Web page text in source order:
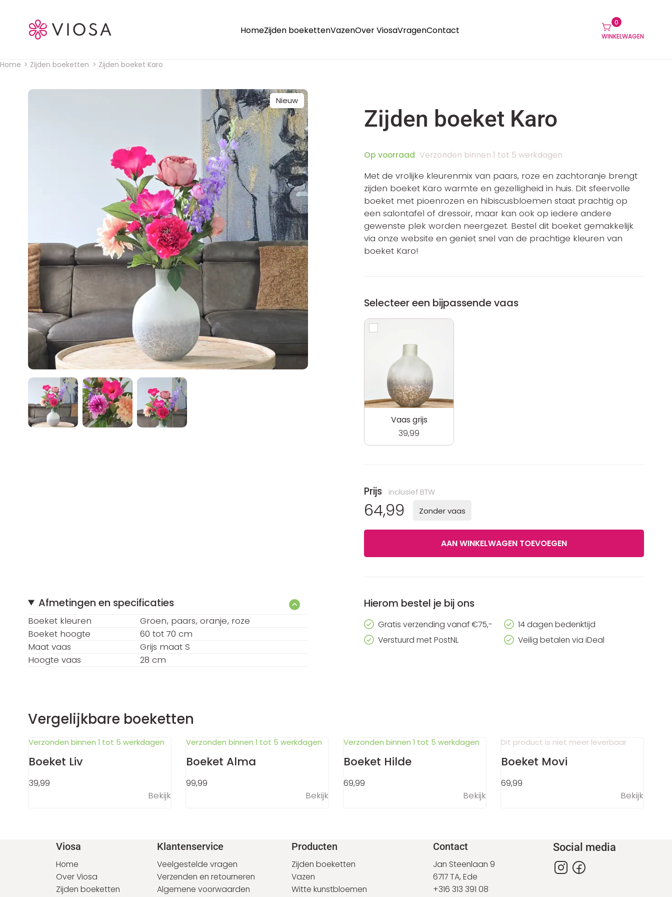
HomeZijden boekettenVazenOver ViosaVragenContact
0
WINKELWAGEN
Kruimelpad
Home Zijden boeketten Zijden boeket Karo
Nieuw
Afmetingen en specificaties
Boeket kleuren Groen paars oranje roze
Boeket hoogte
60 tot 70 cm
Maat vaas
Grijs maat S
Hoogte vaas
28 cm
Zijden boeket Karo
Op voorraad Verzonden binnen 1 tot 5 werkdagen
Met de vrolijke kleurenmix van paars, roze en zachtoranje brengt
zijden boeket Karo warmte en gezelligheid in huis. Dit sfeervolle
boeket met pioenrozen en hibiscusbloemen staat prachtig op
een salontafel of dressoir, maar kan ook op iedere andere
gewenste plek worden neergezet. Bestel dit boeket gemakkelijk
via onze website en geniet snel van de prachtige kleuren van
boeket Karo!
Selecteer een bijpassende vaas
Vaas grijs
39,99
Prijs inclusief BTW
64,99 Zonder vaas
Hierom bestel je bij ons
Gratis verzending vanaf €75,-
14 dagen bedenktijd
Verstuurd met PostNL
Veilig betalen via iDeal
Vergelijkbare boeketten
Verzonden binnen 1 tot 5 werkdagen
Boeket Liv
39,99
Bekijk
Verzonden binnen 1 tot 5 werkdagen
Boeket Alma
99,99
Bekijk
Verzonden binnen 1 tot 5 werkdagen
Boeket Hilde
69,99
Bekijk
Dit product is niet meer leverbaar
Boeket Movi
69,99
Bekijk
Voet
Viosa
Home
Over Viosa
Zijden boeketten
Klantenservice
Veelgestelde vragen
Verzenden en retourneren
Algemene voorwaarden
Producten
Zijden boeketten
Vazen
Witte kunstbloemen
Contact
Jan Steenlaan 9
6717 TA, Ede
+316 313 391 08
Social media